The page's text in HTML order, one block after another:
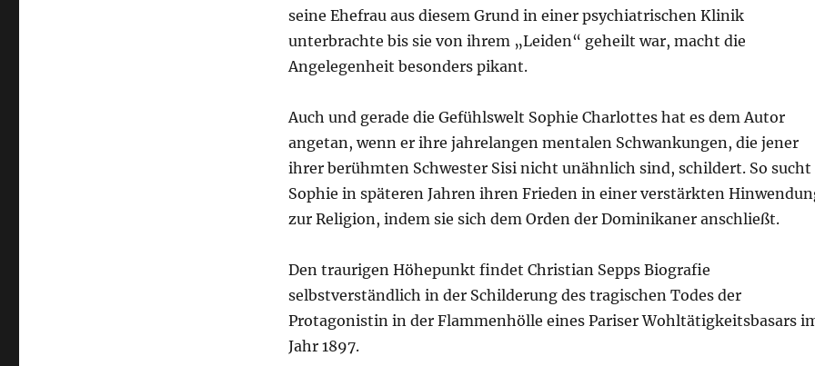
seine Ehefrau aus diesem Grund in einer psychiatrischen Klinik
unterbrachte bis sie von ihrem „Leiden“ geheilt war, macht die
Angelegenheit besonders pikant.
Auch und gerade die Gefühlswelt Sophie Charlottes hat es dem Autor
angetan, wenn er ihre jahrelangen mentalen Schwankungen, die jener
ihrer berühmten Schwester Sisi nicht unähnlich sind, schildert. So sucht
Sophie in späteren Jahren ihren Frieden in einer verstärkten
zur Religion, indem sie sich dem Orden der Dominikaner anschließt.
Den traurigen Höhepunkt findet Christian Sepps Biografie
selbstverständlich in der Schilderung des tragischen Todes der
Protagonistin in der Flammenhölle eines Pariser Wohltätigkeitsbasars
Jahr 1897.